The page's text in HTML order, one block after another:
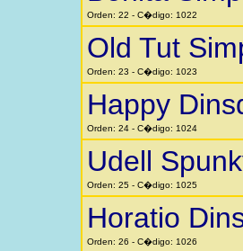
Orden: 22 - C�digo: 1022
Old Tut
Orden: 23 - C�digo: 1023
Happy
Orden: 24 - C�digo: 1024
Udell
Orden: 25 - C�digo: 1025
Horatio
Orden: 26 - C�digo: 1026